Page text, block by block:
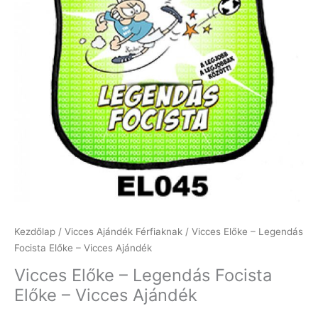
Kezdőlap / Vicces Ajándék Férfiaknak / Vicces Előke – Legendás
Focista Előke – Vicces Ajándék
Vicces Előke – Legendás Focista
Előke – Vicces Ajándék